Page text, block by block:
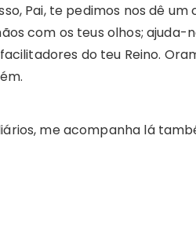
Pai, te pedimos nos dê
com os teus olhos; ajuda-
do teu Reino.
me acompanha lá